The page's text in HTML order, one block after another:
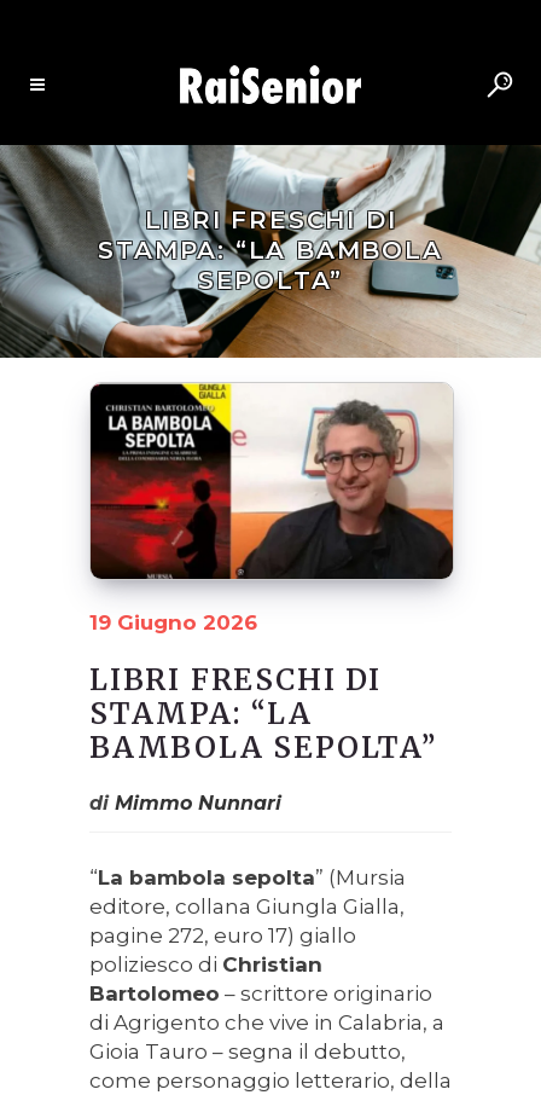
LIBRI FRESCHI DI
STAMPA: “LA BAMBOLA
SEPOLTA”
19 Giugno 2026
LIBRI FRESCHI DI
STAMPA: “LA
BAMBOLA SEPOLTA”
diMimmo Nunnari
“La bambola sepolta” (Mursia
editore, collana Giungla Gialla,
pagine 272, euro 17) giallo
poliziesco di Christian
Bartolomeo – scrittore originario
di Agrigento che vive in Calabria, a
Gioia Tauro – segna il debutto,
come personaggio letterario, della